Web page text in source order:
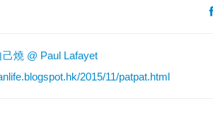
己燒 @ Paul Lafayet
2015/11/patpat.html